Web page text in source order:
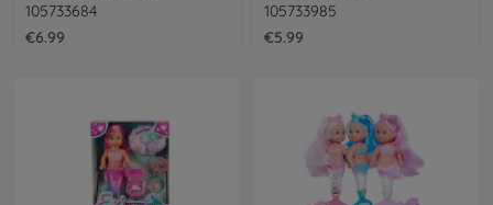
105733684
€6.99
105733985
€5.99